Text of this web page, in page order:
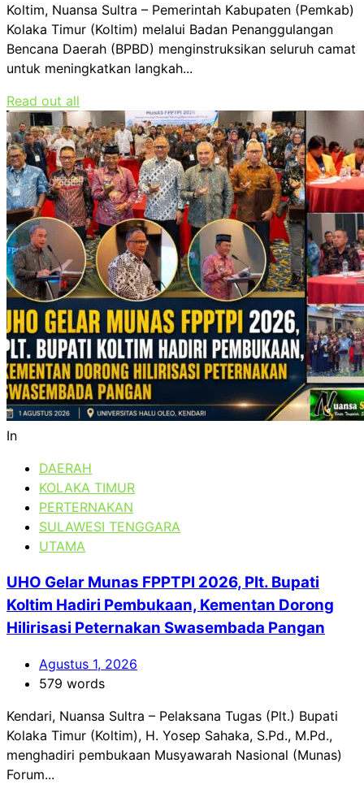
Koltim, Nuansa Sultra – Pemerintah Kabupaten (Pemkab)
Kolaka Timur (Koltim) melalui Badan Penanggulangan
Bencana Daerah (BPBD) menginstruksikan seluruh camat
untuk meningkatkan langkah...
Read out all
In
DAERAH
KOLAKA TIMUR
PERTERNAKAN
SULAWESI TENGGARA
UTAMA
UHO Gelar Munas FPPTPI 2026, Plt. Bupati
Koltim Hadiri Pembukaan, Kementan Dorong
Hilirisasi Peternakan Swasembada Pangan
Agustus 1, 2026
579 words
Kendari, Nuansa Sultra – Pelaksana Tugas (Plt.) Bupati
Kolaka Timur (Koltim), H. Yosep Sahaka, S.Pd., M.Pd.,
menghadiri pembukaan Musyawarah Nasional (Munas)
Forum...